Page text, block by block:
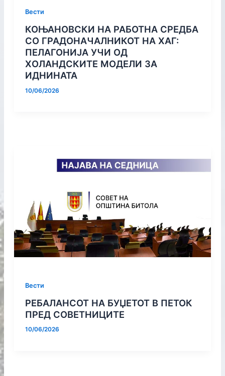
Вести
КОЊАНОВСКИ НА РАБОТНА СРЕДБА
СО ГРАДОНАЧАЛНИКОТ НА ХАГ:
ПЕЛАГОНИЈА УЧИ ОД
ХОЛАНДСКИТЕ МОДЕЛИ ЗА
ИДНИНАТА
10/06/2026
Вести
РЕБАЛАНСОТ НА БУЏЕТОТ В ПЕТОК
ПРЕД СОВЕТНИЦИТЕ
10/06/2026